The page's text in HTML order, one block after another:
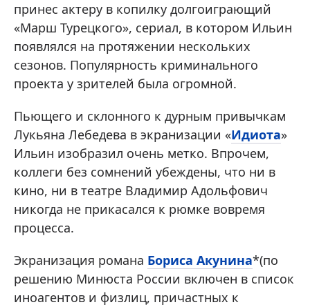
принес актеру в копилку долгоиграющий
«Марш Турецкого», сериал, в котором Ильин
появлялся на протяжении нескольких
сезонов. Популярность криминального
проекта у зрителей была огромной.
Пьющего и склонного к дурным привычкам
Лукьяна Лебедева в экранизации «Идиота»
Ильин изобразил очень метко. Впрочем,
коллеги без сомнений убеждены, что ни в
кино, ни в театре Владимир Адольфович
никогда не прикасался к рюмке вовремя
процесса.
Экранизация романа Бориса Акунина*(по
решению Минюста России включен в список
иноагентов и физлиц, причастных к